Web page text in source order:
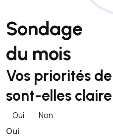
Sondage
du mois
Vos priorités
sont-elles
Oui
Non
Oui